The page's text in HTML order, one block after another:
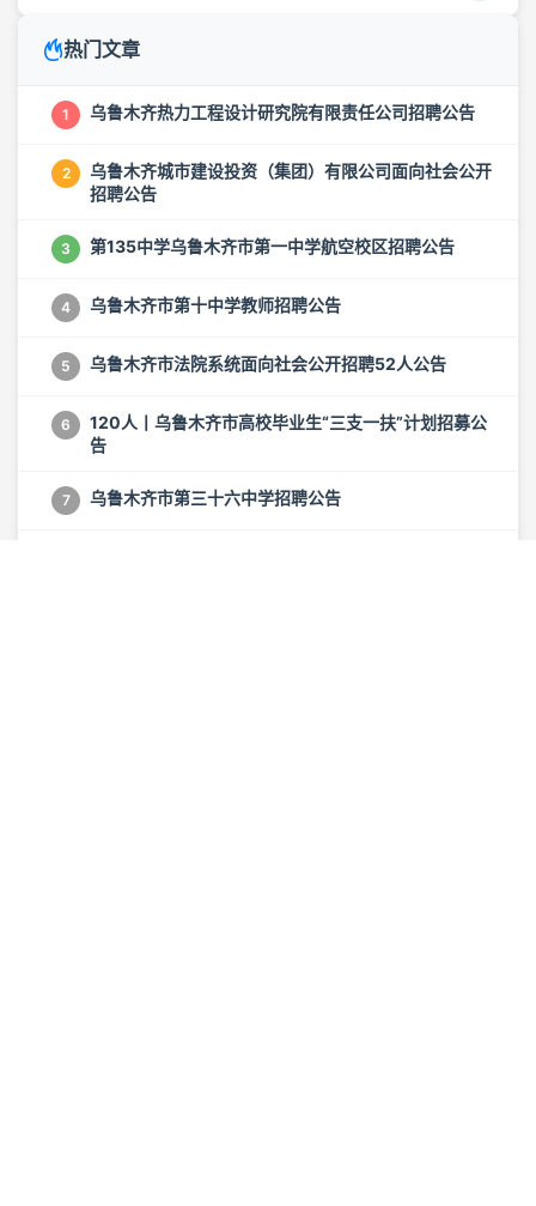
热门文章
1 乌鲁木齐热力工程设计研究院有限责任公司招聘公告
2
乌鲁木齐城市建设投资（集团）有限公司面向社会公开
招聘公告
3 第135中学乌鲁木齐市第一中学航空校区招聘公告
4 乌鲁木齐市第十中学教师招聘公告
5 乌鲁木齐市法院系统面向社会公开招聘52人公告
6
120人丨乌鲁木齐市高校毕业生“三支一扶”计划招募公
告
7 乌鲁木齐市第三十六中学招聘公告